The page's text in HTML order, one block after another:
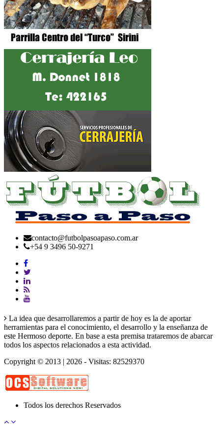
contacto@futbolpasoapaso.com.ar
+54 9 3496 50-9271
La idea que desarrollaremos a partir de hoy es la de aportar
herramientas para el conocimiento, el desarrollo y la enseñanza de
este Hermoso deporte. En base a esta premisa trataremos de abarcar
todos los aspectos relacionados a esta actividad.
Copyright © 2013 | 2026 - Visitas: 82529370
Todos los derechos Reservados